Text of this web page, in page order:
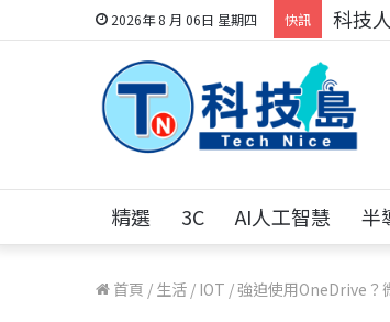
2026年 8 月 06日 星期四 快訊 科技
精選 3C AI人工智慧 半
首頁 / 生活 / IOT /強迫使用OneDrive？